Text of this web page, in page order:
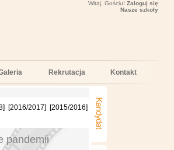
Witaj, Gościu! Zaloguj się
Nasze szkoły
Rekrutacja Kontakt
] [2016/2017] [2015/2016]
pandemii